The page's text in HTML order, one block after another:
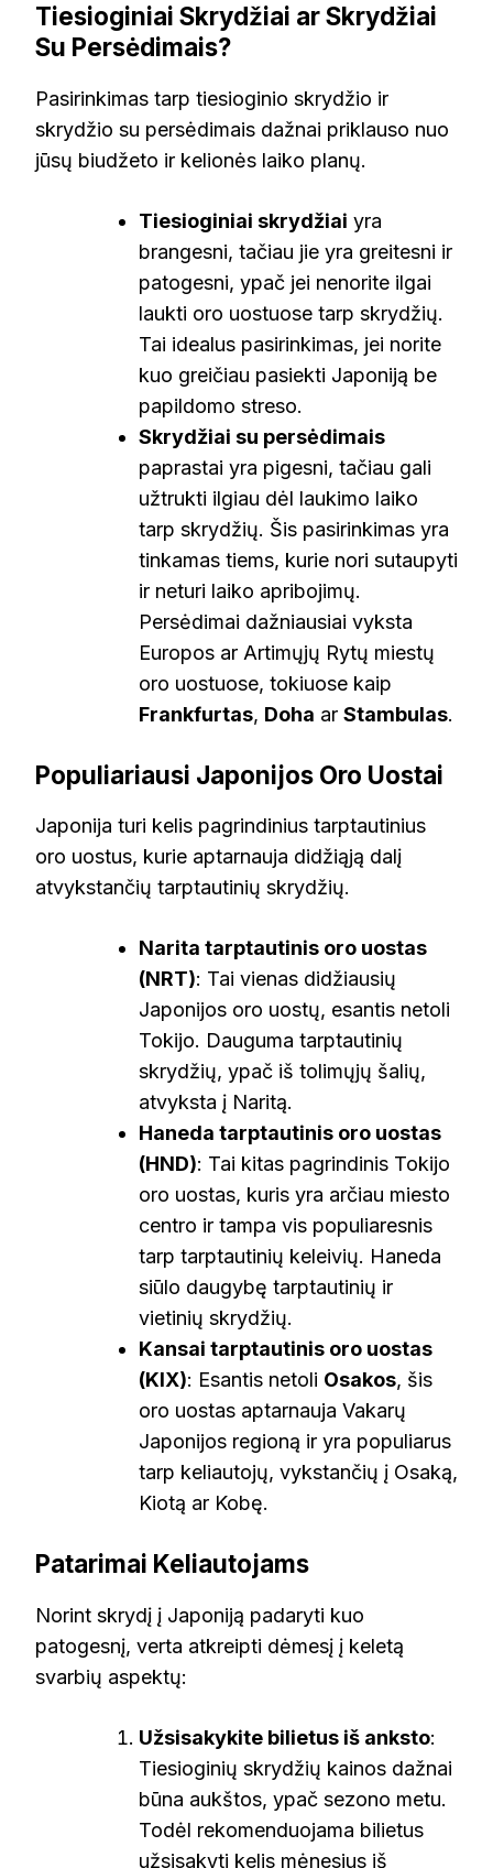
Tiesioginiai Skrydžiai ar Skrydžiai
Su Persėdimais?
Pasirinkimas tarp tiesioginio skrydžio ir
skrydžio su persėdimais dažnai priklauso nuo
jūsų biudžeto ir kelionės laiko planų.
Tiesioginiai skrydžiai yra
brangesni, tačiau jie yra greitesni ir
patogesni, ypač jei nenorite ilgai
laukti oro uostuose tarp skrydžių.
Tai idealus pasirinkimas, jei norite
kuo greičiau pasiekti Japoniją be
papildomo streso.
Skrydžiai su persėdimais
paprastai yra pigesni, tačiau gali
užtrukti ilgiau dėl laukimo laiko
tarp skrydžių. Šis pasirinkimas yra
tinkamas tiems, kurie nori sutaupyti
ir neturi laiko apribojimų.
Persėdimai dažniausiai vyksta
Europos ar Artimųjų Rytų miestų
oro uostuose, tokiuose kaip
Frankfurtas, Doha ar Stambulas.
Populiariausi Japonijos Oro Uostai
Japonija turi kelis pagrindinius tarptautinius
oro uostus, kurie aptarnauja didžiąją dalį
atvykstančių tarptautinių skrydžių.
Narita tarptautinis oro uostas
(NRT): Tai vienas didžiausių
Japonijos oro uostų, esantis netoli
Tokijo. Dauguma tarptautinių
skrydžių, ypač iš tolimųjų šalių,
atvyksta į Naritą.
Haneda tarptautinis oro uostas
(HND): Tai kitas pagrindinis Tokijo
oro uostas, kuris yra arčiau miesto
centro ir tampa vis populiaresnis
tarp tarptautinių keleivių. Haneda
siūlo daugybę tarptautinių ir
vietinių skrydžių.
Kansai tarptautinis oro uostas
(KIX): Esantis netoli Osakos, šis
oro uostas aptarnauja Vakarų
Japonijos regioną ir yra populiarus
tarp keliautojų, vykstančių į Osaką,
Kiotą ar Kobę.
Patarimai Keliautojams
Norint skrydį į Japoniją padaryti kuo
patogesnį, verta atkreipti dėmesį į keletą
svarbių aspektų:
Užsisakykite bilietus iš anksto:
Tiesioginių skrydžių kainos dažnai
būna aukštos, ypač sezono metu.
Todėl rekomenduojama bilietus
užsisakyti kelis mėnesius iš